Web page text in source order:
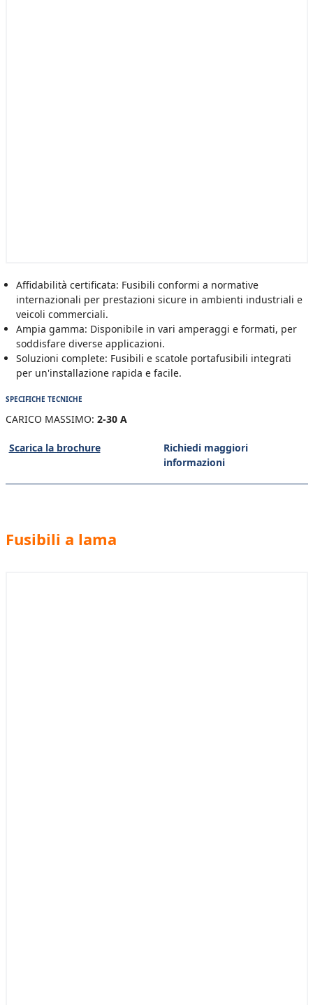
Affidabilità certificata: Fusibili conformi a normative
internazionali per prestazioni sicure in ambienti industriali e
veicoli commerciali.
Ampia gamma: Disponibile in vari amperaggi e formati, per
soddisfare diverse applicazioni.
Soluzioni complete: Fusibili e scatole portafusibili integrati
per un'installazione rapida e facile.
SPECIFICHE TECNICHE
CARICO MASSIMO: 2-30 A
Scarica la brochure
Richiedi maggiori
informazioni
Fusibili a lama